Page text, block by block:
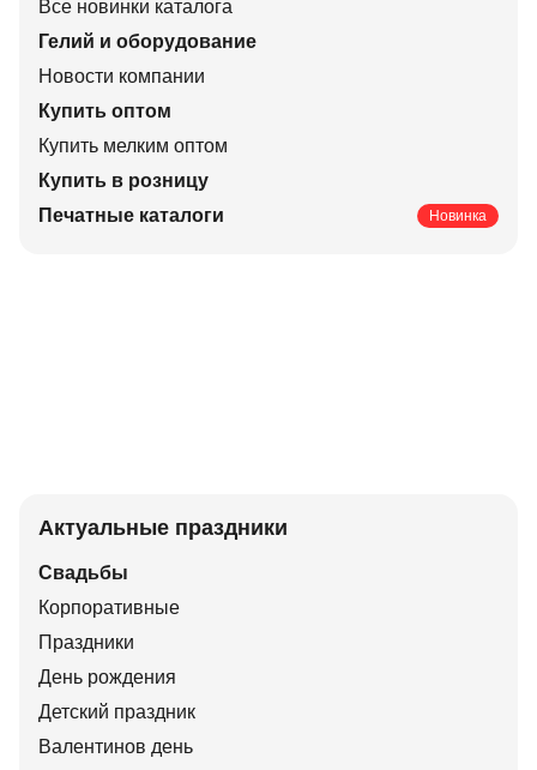
Все новинки каталога
Гелий и оборудование
Новости компании
Купить оптом
Купить мелким оптом
Купить в розницу
Печатные каталоги
Новинка
Актуальные праздники
Свадьбы
Корпоративные
Праздники
День рождения
Детский праздник
Валентинов день